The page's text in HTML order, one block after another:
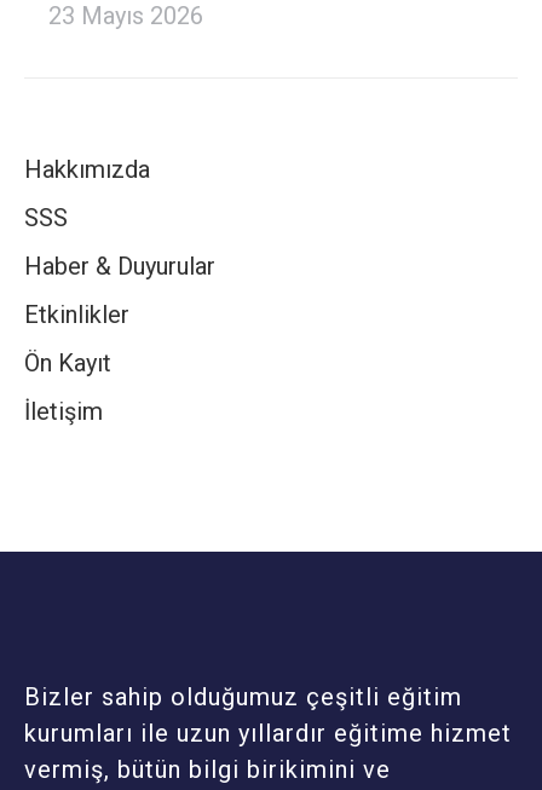
23 Mayıs 2026
Hakkımızda
SSS
Haber & Duyurular
Etkinlikler
Ön Kayıt
İletişim
Bizler sahip olduğumuz çeşitli eğitim
kurumları ile uzun yıllardır eğitime hizmet
vermiş, bütün bilgi birikimini ve